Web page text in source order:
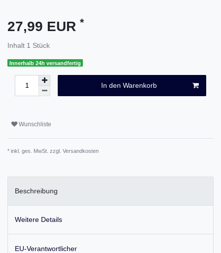
27,99 EUR *
Inhalt 1 Stück
Innerhalb 24h versandfertig
In den Warenkorb
Wunschliste
* inkl. ges. MwSt. zzgl. Versandkosten
Beschreibung
Weitere Details
EU-Verantwortlicher